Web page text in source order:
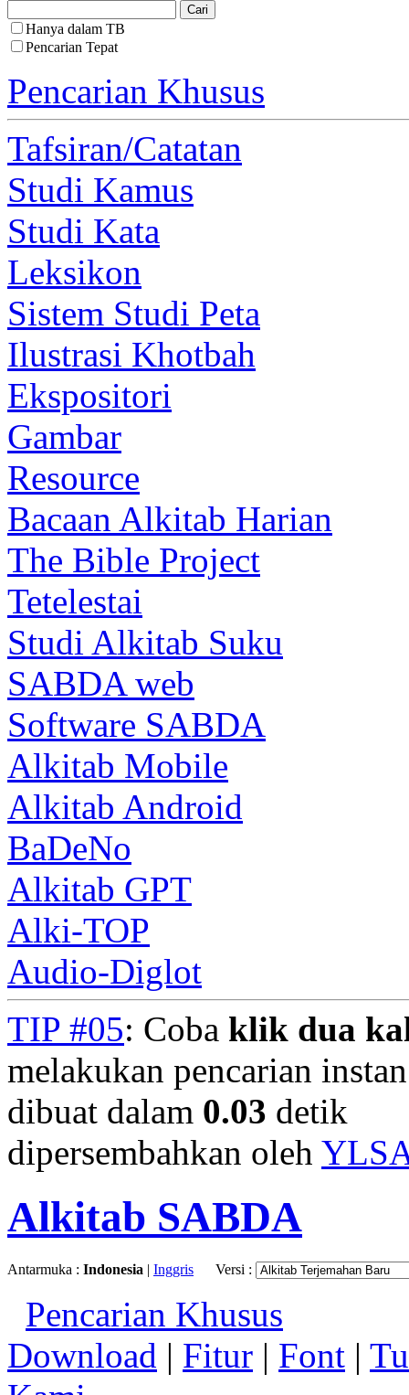
Hanya dalam TB
Pencarian Tepat
Pencarian Khusus
Tafsiran/Catatan
Studi Kamus
Studi Kata
Leksikon
Sistem Studi Peta
Ilustrasi Khotbah
Ekspositori
Gambar
Resource
Bacaan Alkitab Harian
The Bible Project
Tetelestai
Studi Alkitab Suku
SABDA web
Software SABDA
Alkitab Mobile
Alkitab Android
BaDeNo
Alkitab GPT
Alki-TOP
Audio-Diglot
TIP #05: Coba klik dua
melakukan pencarian
dibuat dalam 0.03 detik
dipersembahkan oleh
Alkitab SABDA
Antarmuka : Indonesia | Inggris Versi :
Pencarian Khusus
Download | Fitur | Font |